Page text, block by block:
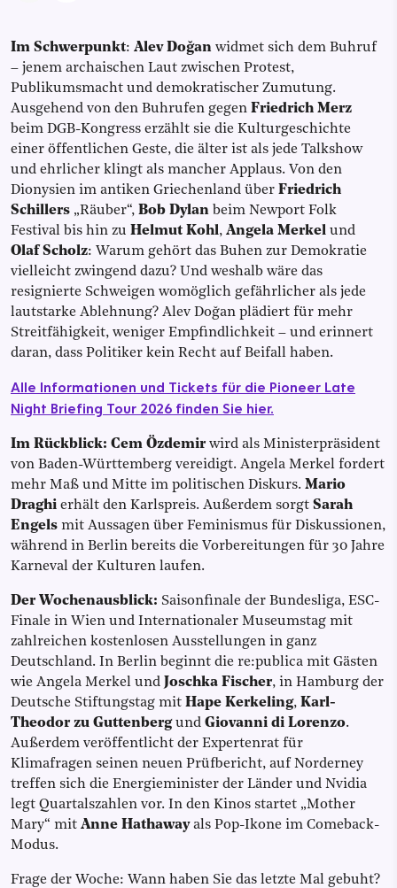
Im Schwerpunkt: Alev Doğan widmet sich dem Buhruf
– jenem archaischen Laut zwischen Protest,
Publikumsmacht und demokratischer Zumutung.
Ausgehend von den Buhrufen gegen Friedrich Merz
beim DGB-Kongress erzählt sie die Kulturgeschichte
einer öffentlichen Geste, die älter ist als jede Talkshow
und ehrlicher klingt als mancher Applaus. Von den
Dionysien im antiken Griechenland über Friedrich
Schillers „Räuber“, Bob Dylan beim Newport Folk
Festival bis hin zu Helmut Kohl, Angela Merkel und
Olaf Scholz: Warum gehört das Buhen zur Demokratie
vielleicht zwingend dazu? Und weshalb wäre das
resignierte Schweigen womöglich gefährlicher als jede
lautstarke Ablehnung? Alev Doğan plädiert für mehr
Streitfähigkeit, weniger Empfindlichkeit – und erinnert
daran, dass Politiker kein Recht auf Beifall haben.
Alle Informationen und Tickets für die Pioneer Late
Night Briefing Tour 2026 finden Sie hier.
Im Rückblick: Cem Özdemirwird als Ministerpräsident
von Baden-Württemberg vereidigt. Angela Merkel fordert
mehr Maß und Mitte im politischen Diskurs. Mario
Draghi erhält den Karlspreis. Außerdem sorgt Sarah
Engels mit Aussagen über Feminismus für Diskussionen,
während in Berlin bereits die Vorbereitungen für 30 Jahre
Karneval der Kulturen laufen.
Der Wochenausblick: Saisonfinale der Bundesliga, ESC-
Finale in Wien und Internationaler Museumstag mit
zahlreichen kostenlosen Ausstellungen in ganz
Deutschland. In Berlin beginnt die re:publica mit Gästen
wie Angela Merkel und Joschka Fischer, in Hamburg der
Deutsche Stiftungstag mit Hape Kerkeling, Karl-
Theodor zu Guttenbergund Giovanni di Lorenzo.
Außerdem veröffentlicht der Expertenrat für
Klimafragen seinen neuen Prüfbericht, auf Norderney
treffen sich die Energieminister der Länder und Nvidia
legt Quartalszahlen vor. In den Kinos startet „Mother
Mary“ mit Anne Hathawayals Pop-Ikone im Comeback-
Modus.
Frage der Woche: Wann haben Sie das letzte Mal gebuht?